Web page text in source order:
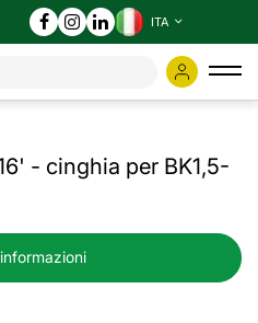
ITA
- cinghia per BK1,5-